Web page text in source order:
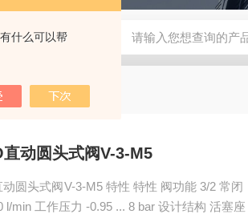
什么可以帮
金器Mindman电磁阀MVSD-180-4E1-AC220V
直动圆头式阀V-3-M5
性 特性 阀功能 3/2 常闭， 单电控 驱动类型 机械的 标准额
定流量 80 l/min 工作压力 -0.95 ... 8 bar 设计结构 活塞座